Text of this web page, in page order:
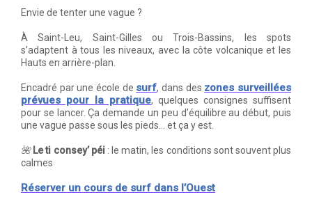
Envie de tenter une vague ?
À Saint-Leu, Saint-Gilles ou Trois-Bassins, les spots
s’adaptent à tous les niveaux, avec la côte volcanique et les
Hauts en arrière-plan.
Encadré par une école de surf, dans des zones surveillées
prévues pour la pratique, quelques consignes suffisent
pour se lancer. Ça demande un peu d’équilibre au début, puis
une vague passe sous les pieds… et ça y est.
🌺 Le ti consey’ péi: le matin, les conditions sont souvent plus
calmes
Réserver un cours de surf dans l’Ouest